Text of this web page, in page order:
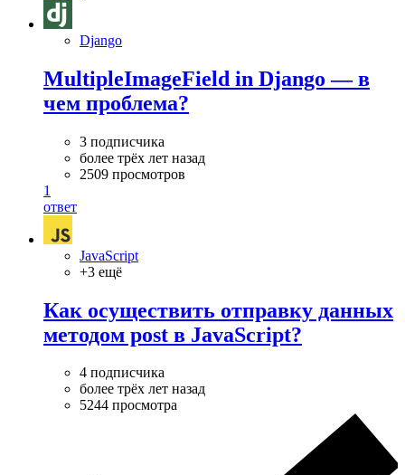
Django
MultipleImageField in Django — в
чем проблема?
3 подписчика
более трёх лет назад
2509 просмотров
1
ответ
JavaScript
+3 ещё
Как осуществить отправку данных
методом post в JavaScript?
4 подписчика
более трёх лет назад
5244 просмотра